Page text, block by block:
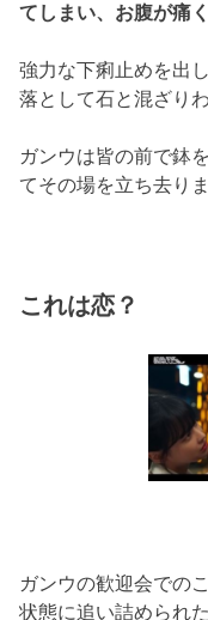
てしまい、 お腹が痛
強力な下痢止めを出
落として石と混ざり
ガンウは皆の前で鉢
てその場を立ち去りま
これは恋？
ガンウの歓迎会でのこ
状態に追い詰められ